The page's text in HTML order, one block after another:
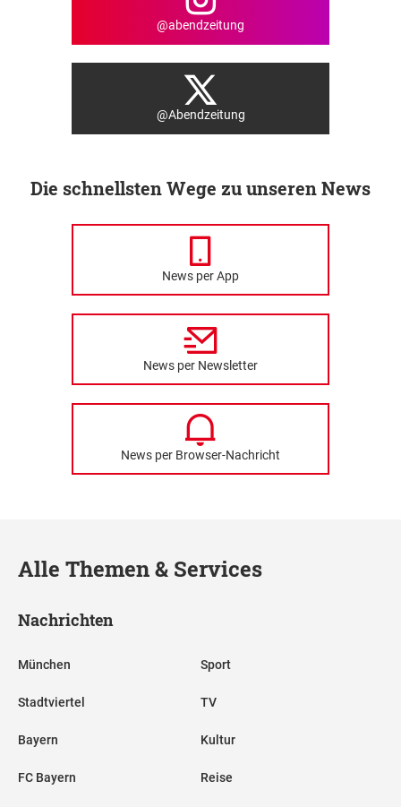
@abendzeitung
@Abendzeitung
Die schnellsten Wege zu unseren News
News per App
News per Newsletter
News per Browser-Nachricht
Alle Themen & Services
Nachrichten
München
Stadtviertel
Bayern
FC Bayern
Sport
TV
Kultur
Reise